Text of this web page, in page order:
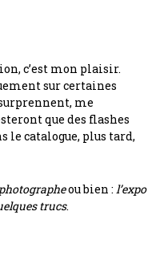
c’est mon plaisir.
sur certaines
me
que des flashes
le catalogue, plus tard,
ou bien : l’expo
trucs.